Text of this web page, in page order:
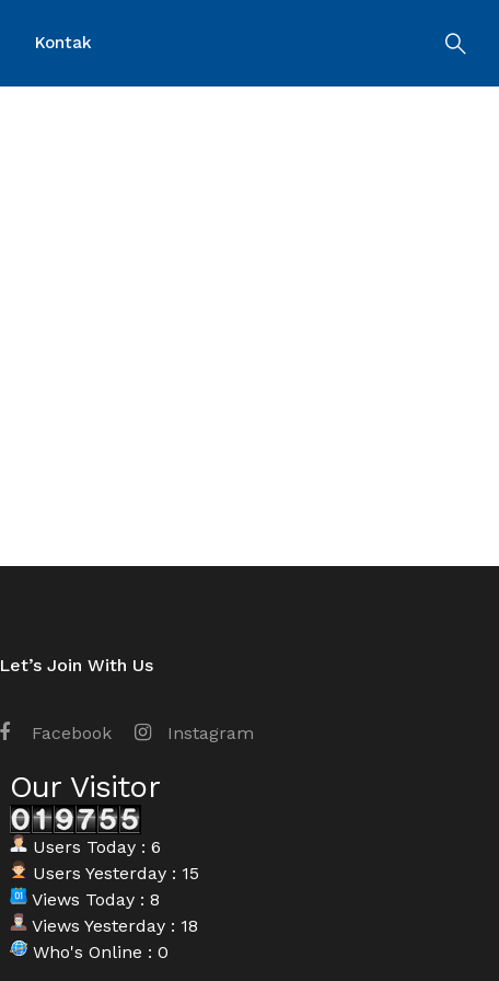
Kontak
Let’s Join With Us
Facebook Instagram
Our Visitor
Users Today : 6
Users Yesterday : 15
Views Today : 8
Views Yesterday : 18
Who's Online : 0